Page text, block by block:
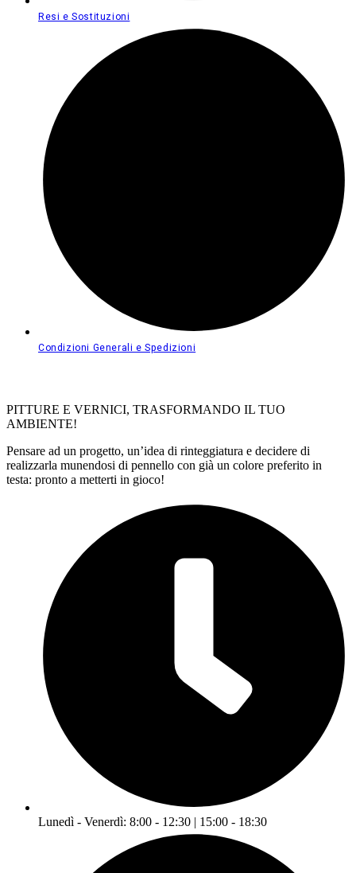
Resi e Sostituzioni
Condizioni Generali e Spedizioni
PITTURE E VERNICI, TRASFORMANDO IL TUO
AMBIENTE!
Pensare ad un progetto, un’idea di rinteggiatura e decidere di
realizzarla munendosi di pennello con già un colore preferito in
testa: pronto a metterti in gioco!
Lunedì - Venerdì: 8:00 - 12:30 | 15:00 - 18:30